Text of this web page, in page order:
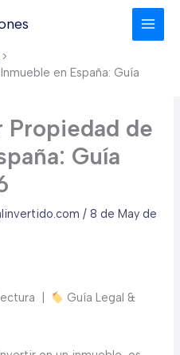
en España: Guía
de
Guía
/8 de May de
Guía Legal &